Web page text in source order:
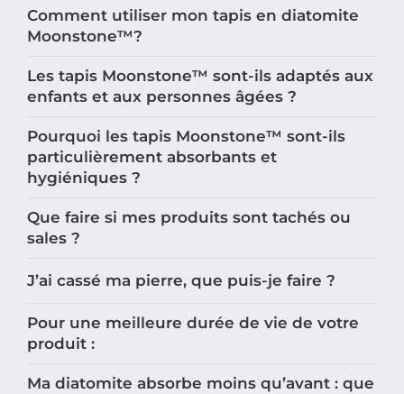
Comment utiliser mon tapis en diatomite
Moonstone™️?
Les tapis Moonstone™️ sont-ils adaptés aux
enfants et aux personnes âgées ?
Pourquoi les tapis Moonstone™️ sont-ils
particulièrement absorbants et
hygiéniques ?
Que faire si mes produits sont tachés ou
sales ?
J’ai cassé ma pierre, que puis-je faire ?
Pour une meilleure durée de vie de votre
produit :
Ma diatomite absorbe moins qu’avant : que